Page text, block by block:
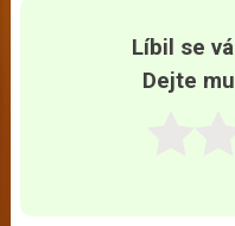
Líbil se
Dejte